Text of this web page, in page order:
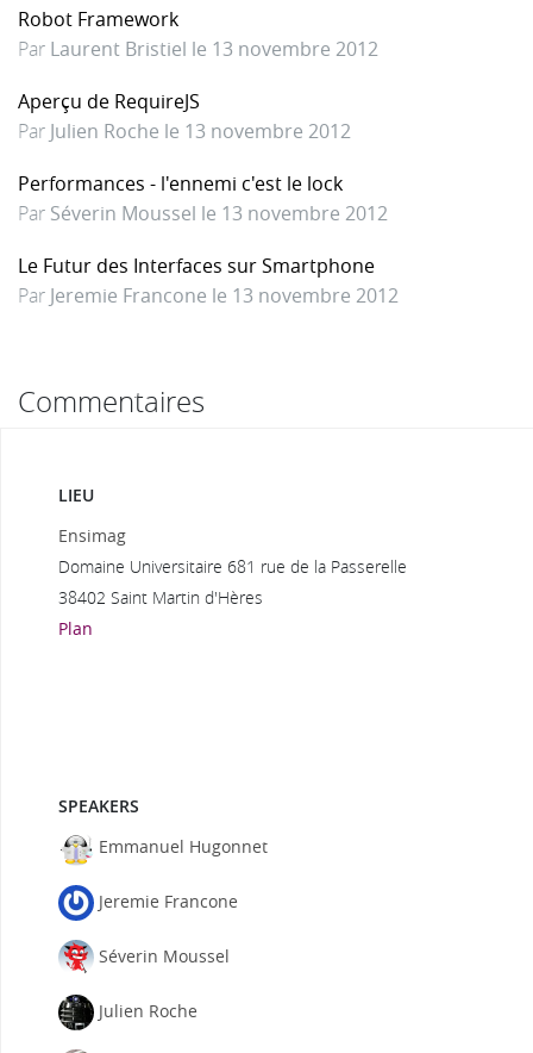
Robot Framework
Par Laurent Bristiel le 13 novembre 2012
Aperçu de RequireJS
Par Julien Roche le 13 novembre 2012
Performances - l'ennemi c'est le lock
Par Séverin Moussel le 13 novembre 2012
Le Futur des Interfaces sur Smartphone
Par Jeremie Francone le 13 novembre 2012
Commentaires
LIEU
Ensimag
Domaine Universitaire 681 rue de la Passerelle
38402 Saint Martin d'Hères
Plan
SPEAKERS
Emmanuel Hugonnet
Jeremie Francone
Séverin Moussel
Julien Roche